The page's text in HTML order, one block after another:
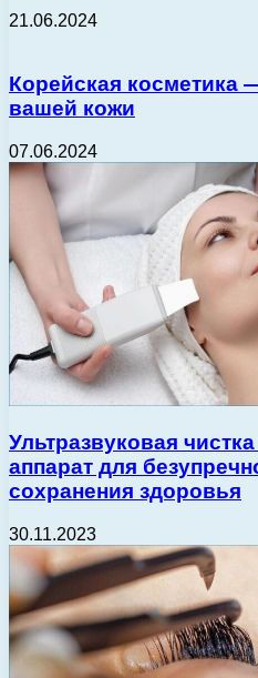
21.06.2024
Корейская косметика
вашей кожи
07.06.2024
Ультразвуковая
аппарат для
сохранения здоровья
30.11.2023